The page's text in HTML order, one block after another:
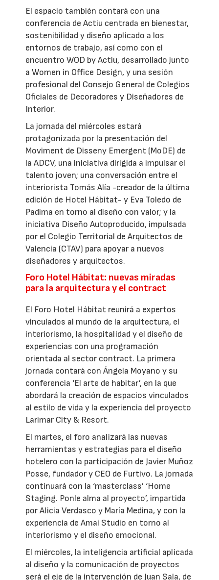
El espacio también contará con una
conferencia de Actiu centrada en bienestar,
sostenibilidad y diseño aplicado a los
entornos de trabajo, así como con el
encuentro WOD by Actiu, desarrollado junto
a Women in Office Design, y una sesión
profesional del Consejo General de Colegios
Oficiales de Decoradores y Diseñadores de
Interior.
La jornada del miércoles estará
protagonizada por la presentación del
Moviment de Disseny Emergent (MoDE) de
la ADCV, una iniciativa dirigida a impulsar el
talento joven; una conversación entre el
interiorista Tomás Alía -creador de la última
edición de Hotel Hábitat- y Eva Toledo de
Padima en torno al diseño con valor; y la
iniciativa Diseño Autoproducido, impulsada
por el Colegio Territorial de Arquitectos de
Valencia (CTAV) para apoyar a nuevos
diseñadores y arquitectos.
Foro Hotel Hábitat: nuevas miradas
para la arquitectura y el contract
El Foro Hotel Hábitat reunirá a expertos
vinculados al mundo de la arquitectura, el
interiorismo, la hospitalidad y el diseño de
experiencias con una programación
orientada al sector contract. La primera
jornada contará con Ángela Moyano y su
conferencia ‘El arte de habitar’, en la que
abordará la creación de espacios vinculados
al estilo de vida y la experiencia del proyecto
Larimar City & Resort.
El martes, el foro analizará las nuevas
herramientas y estrategias para el diseño
hotelero con la participación de Javier Muñoz
Posse, fundador y CEO de Furtivo. La jornada
continuará con la ‘masterclass’ ‘Home
Staging. Ponle alma al proyecto’, impartida
por Alicia Verdasco y María Medina, y con la
experiencia de Amai Studio en torno al
interiorismo y el diseño emocional.
El miércoles, la inteligencia artificial aplicada
al diseño y la comunicación de proyectos
será el eje de la intervención de Juan Sala, de